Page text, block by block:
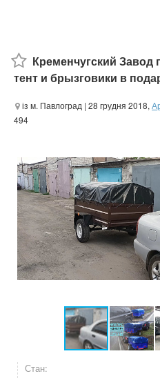
Кременчугский Завод
тент и брызговики в
із м. Павлоград | 28 грудня 2018,
494
Стан: